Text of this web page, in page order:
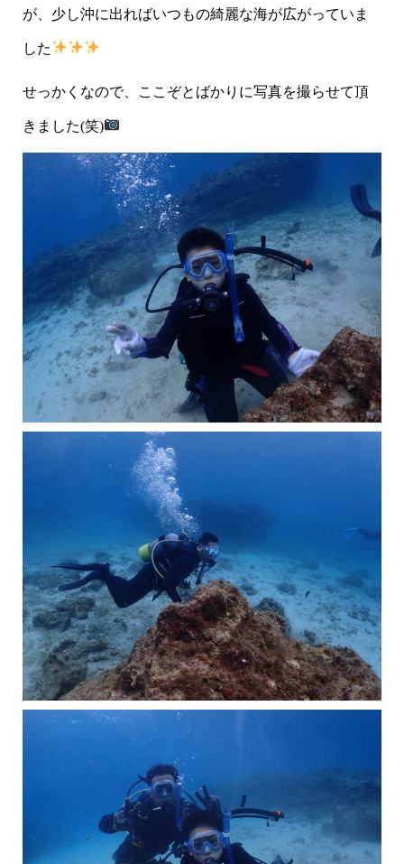
が、少し沖に出ればいつもの綺麗な海が広がっていま
した
せっかくなので、ここぞとばかりに写真を撮らせて頂
きました(笑)